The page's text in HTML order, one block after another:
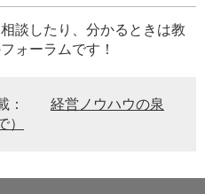
談したり、分かるときは教
ォーラムです！
：
経営ノウハウの泉